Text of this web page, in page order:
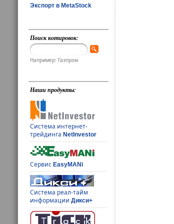
Экспорт в MetaStock
Поиск котировок:
Например: Газпром
Наши продукты:
Система интернет-
трейдингаNetInvestor
СервисEasyMANi
Система реал-тайм
информацииДикси+